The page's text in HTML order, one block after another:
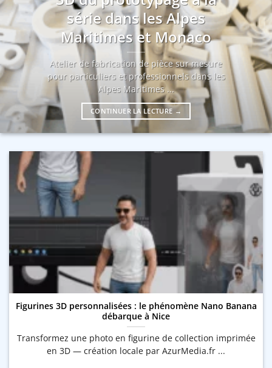
série dans les Alpes
Maritimes et Monaco
Atelier de fabrication de pièce sur mesure
pour particuliers et professionnels dans les
Alpes Maritimes ...
CONTINUER LA LECTURE →
Figurines 3D personnalisées : le phénomène Nano Banana
débarque à Nice
Transformez une photo en figurine de collection imprimée
en 3D — création locale par AzurMedia.fr ...